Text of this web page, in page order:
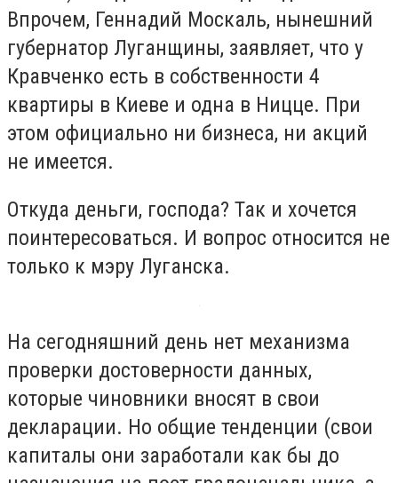
Впрочем, Геннадий Москаль, нынешний
губернатор Луганщины, заявляет, что у
Кравченко есть в собственности 4
квартиры в Киеве и одна в Ницце. При
этом официально ни бизнеса, ни акций
не имеется.
Откуда деньги, господа? Так и хочется
поинтересоваться. И вопрос относится не
только к мэру Луганска.
На сегодняшний день нет механизма
проверки достоверности данных,
которые чиновники вносят в свои
декларации. Но общие тенденции (свои
капиталы они заработали как бы до